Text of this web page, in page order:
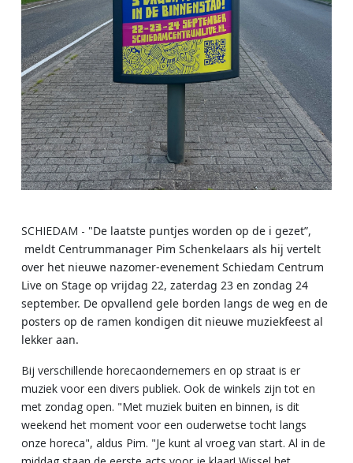
SCHIEDAM - "De laatste puntjes worden op de i gezet”,
meldt Centrummanager Pim Schenkelaars als hij vertelt
over het nieuwe nazomer-evenement Schiedam Centrum
Live on Stage op vrijdag 22, zaterdag 23 en zondag 24
september. De opvallend gele borden langs de weg en de
posters op de ramen kondigen dit nieuwe muziekfeest al
lekker aan.
Bij verschillende horecaondernemers en op straat is er
muziek voor een divers publiek. Ook de winkels zijn tot en
met zondag open. "Met muziek buiten en binnen, is dit
weekend het moment voor een ouderwetse tocht langs
onze horeca", aldus Pim. "Je kunt al vroeg van start. Al in de